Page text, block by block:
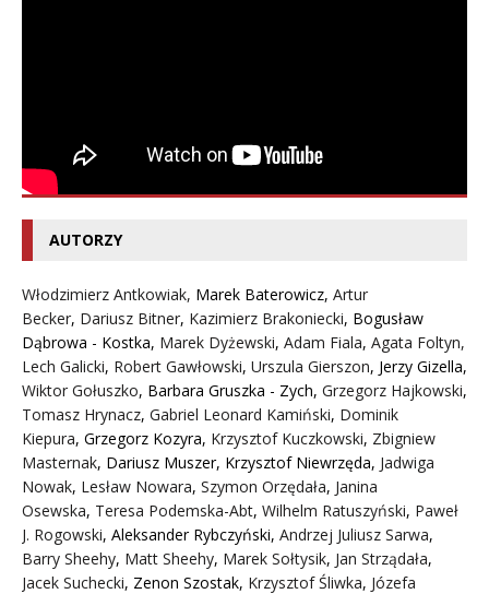
AUTORZY
Włodzimierz Antkowiak, Marek Baterowicz, Artur
Becker, Dariusz Bitner, Kazimierz Brakoniecki, Bogusław
Dąbrowa - Kostka, Marek Dyżewski, Adam Fiala, Agata Foltyn,
Lech Galicki, Robert Gawłowski, Urszula Gierszon, Jerzy Gizella,
Wiktor Gołuszko, Barbara Gruszka - Zych, Grzegorz Hajkowski,
Tomasz Hrynacz, Gabriel Leonard Kamiński, Dominik
Kiepura, Grzegorz Kozyra, Krzysztof Kuczkowski, Zbigniew
Masternak, Dariusz Muszer, Krzysztof Niewrzęda, Jadwiga
Nowak, Lesław Nowara, Szymon Orzędała, Janina
Osewska, Teresa Podemska-Abt, Wilhelm Ratuszyński, Paweł
J. Rogowski, Aleksander Rybczyński, Andrzej Juliusz Sarwa,
Barry Sheehy, Matt Sheehy, Marek Sołtysik, Jan Strządała,
Jacek Suchecki, Zenon Szostak, Krzysztof Śliwka, Józefa